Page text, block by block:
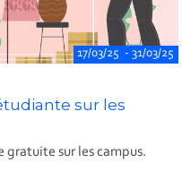
17/03/25 - 31/03/25
sur les
sur les campus.